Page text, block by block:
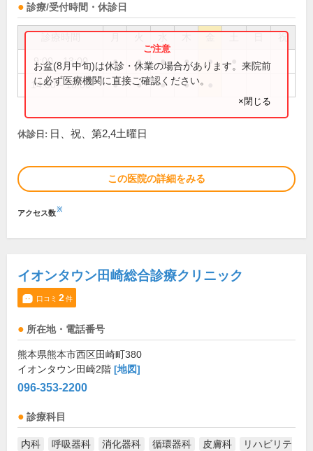
診療/受付時間・休診日
祝
9:00～13:00 ● ● ● ● ●
14:00～18:00 ● ● ● ●
お盆(8月中旬)は休診・休業の場合があります。来院前
に必ず医療機関に直接ご確認ください。
×閉じる
休診日: 日、祝、第2,4土曜日
この医院の詳細をみる
アクセス数※
イオンタウン田崎総合診療クリニック
口コミ 2件
所在地・電話番号
熊本県熊本市西区田崎町380
イオンタウン田崎2階 [地図]
096-353-2200
診療科目
内科 呼吸器科 消化器科 循環器科 皮膚科
リハビリテ